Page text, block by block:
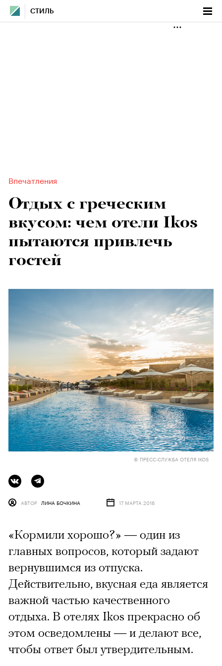
СТИЛЬ
Впечатления
Отдых с греческим
вкусом: чем отели Ikos
пытаются привлечь
гостей
© ПРЕСС-СЛУЖБА ОТЕЛЯ IKOS
АВТОР ЛИНА БОЧКИНА 17 МАРТА 2016
«Кормили хорошо?» — один из
главных вопросов, который задают
вернувшимся из отпуска.
Действительно, вкусная еда является
важной частью качественного
отдыха. В отелях Ikos прекрасно об
этом осведомлены — и делают все,
чтобы ответ был утвердительным.